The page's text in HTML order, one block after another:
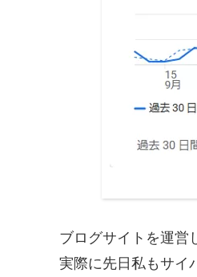
ブログサイトを運営
実際に先日私もサイ